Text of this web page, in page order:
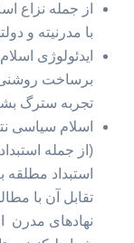
از جمله نزاع
با مدرنیته و
ایدئولوژی
برساخت
تجربه سترگ
اسلام سیاسی
(از جمله
استبداد
تقابل آن با
نهادهای مدرن